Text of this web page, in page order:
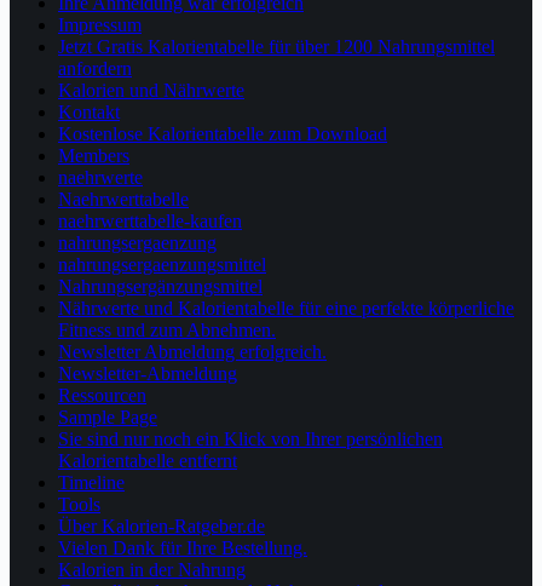
Impressum
Jetzt Gratis Kalorientabelle für über 1200 Nahrungsmittel
anfordern
Kalorien und Nährwerte
Kontakt
Kostenlose Kalorientabelle zum Download
Members
naehrwerte
Naehrwerttabelle
naehrwerttabelle-kaufen
nahrungsergaenzung
nahrungsergaenzungsmittel
Nahrungsergänzungsmittel
Nährwerte und Kalorientabelle für eine perfekte körperliche
Fitness und zum Abnehmen.
Newsletter Abmeldung erfolgreich.
Newsletter-Abmeldung
Ressourcen
Sample Page
Sie sind nur noch ein Klick von Ihrer persönlichen
Kalorientabelle entfernt
Timeline
Tools
Über Kalorien-Ratgeber.de
Vielen Dank für Ihre Bestellung.
Kalorien in der Nahrung